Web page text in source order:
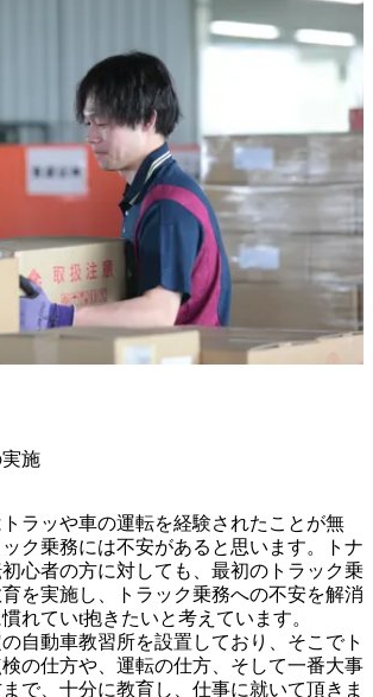
施
ラッや車の運転を経験されたことが無
ク乗務には不安があると思います。トナ
心者の方に対しても、最初のトラック乗
を実施し、トラック乗務への不安を解消
れていt抱きたいと考えています。
自動車教習所を設置しており、そこでト
の仕方や、運転の仕方、そして一番大事
で、十分に教育し、仕事に就いて頂きま